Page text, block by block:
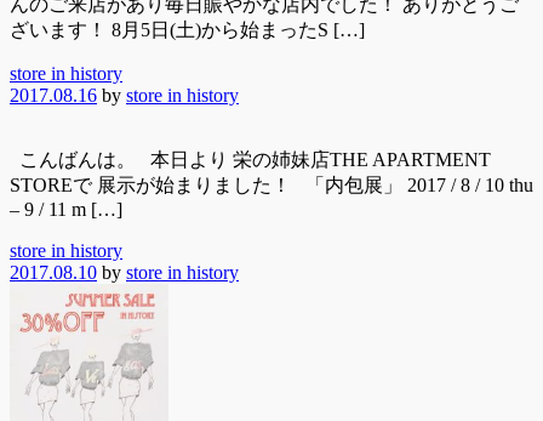
ざいます！ 8月5日(土)から始まったS […]
store in history
2017.08.16 by store in history
こんばんは。 本日より 栄の姉妹店THE APARTMENT
STOREで 展示が始まりました！ 「内包展」 2017 / 8 / 10 thu
– 9 / 11 m […]
store in history
2017.08.10 by store in history